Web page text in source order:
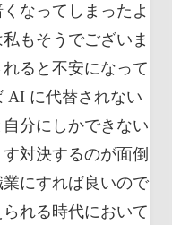
なってしまったよ
もそうでございま
ると不安になって
AI に代替されない
分にしかできない
対決するのが面倒
にすれば良いので
れる時代において